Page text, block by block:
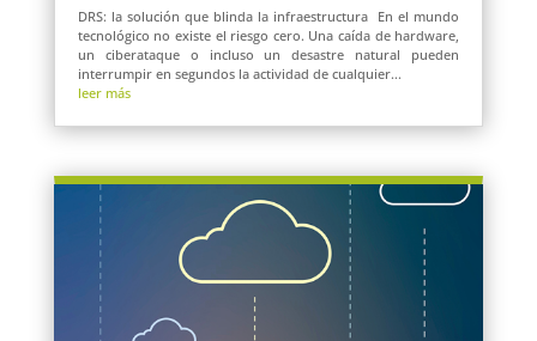
DRS: la solución que blinda la infraestructura En el mundo
tecnológico no existe el riesgo cero. Una caída de hardware,
un ciberataque o incluso un desastre natural pueden
interrumpir en segundos la actividad de cualquier...
leer más